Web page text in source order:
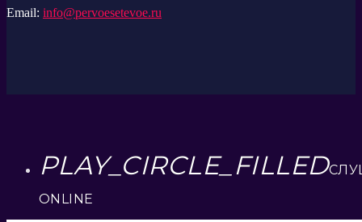
Email: info@pervoesetevoe.ru
PLAY_CIRCLE_FILLED
ONLINE